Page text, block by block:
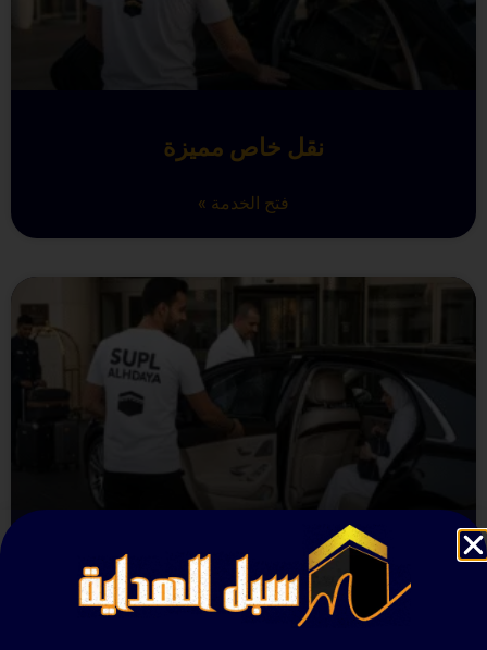
نقل خاص مميزة
فتح الخدمة »
خدمات النقل الخاص
فتح الخدمة »